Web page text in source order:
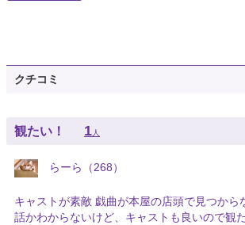
クチコミ
観たい！ 1人
らーら（268）
キャストが素敵 戯曲が本屋の店頭で見つから
話かわからないけど、キャストも良いので観た